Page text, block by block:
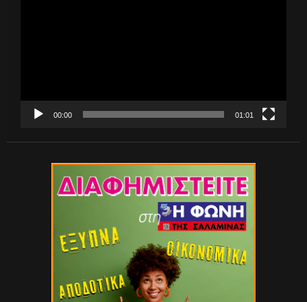
00:00 01:01